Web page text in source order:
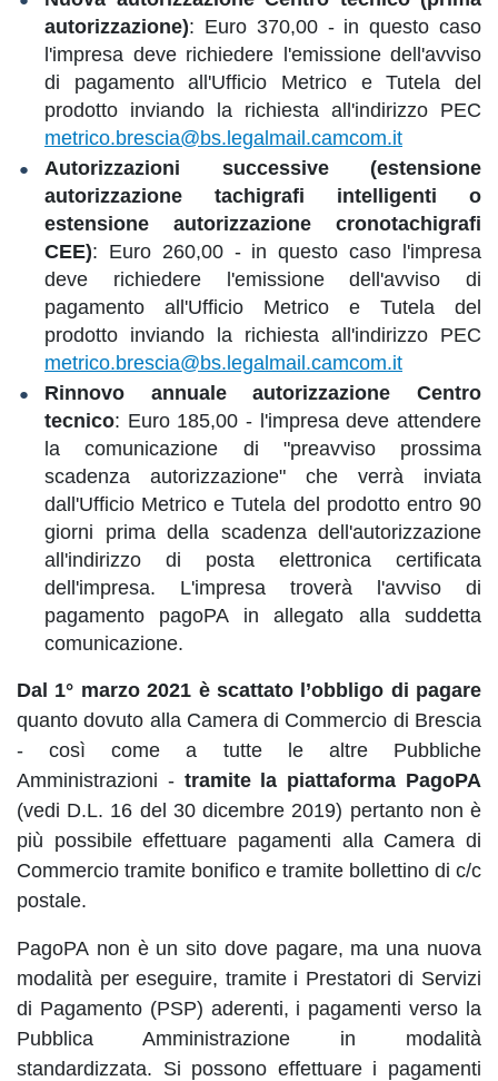
autorizzazione): Euro 370,00 - in questo caso
l'impresa deve richiedere l'emissione dell'avviso
di pagamento all'Ufficio Metrico e Tutela del
prodotto inviando la richiesta all'indirizzo PEC
metrico.brescia@bs.legalmail.camcom.it
Autorizzazioni successive (estensione
autorizzazione tachigrafi intelligenti o
estensione autorizzazione cronotachigrafi
CEE): Euro 260,00 - in questo caso l'impresa
deve richiedere l'emissione dell'avviso di
pagamento all'Ufficio Metrico e Tutela del
prodotto inviando la richiesta all'indirizzo PEC
metrico.brescia@bs.legalmail.camcom.it
Rinnovo annuale autorizzazione Centro
tecnico: Euro 185,00 - l'impresa deve attendere
la comunicazione di "preavviso prossima
scadenza autorizzazione" che verrà inviata
dall'Ufficio Metrico e Tutela del prodotto entro 90
giorni prima della scadenza dell'autorizzazione
all'indirizzo di posta elettronica certificata
dell'impresa. L'impresa troverà l'avviso di
pagamento pagoPA in allegato alla suddetta
comunicazione.
Dal 1° marzo 2021 è scattato l’obbligo di pagare
quanto dovuto alla Camera di Commercio di Brescia
- così come a tutte le altre Pubbliche
Amministrazioni - tramite la piattaforma PagoPA
(vedi D.L. 16 del 30 dicembre 2019) pertanto non è
più possibile effettuare pagamenti alla Camera di
Commercio tramite bonifico e tramite bollettino di c/c
postale.
PagoPA non è un sito dove pagare, ma una nuova
modalità per eseguire, tramite i Prestatori di Servizi
di Pagamento (PSP) aderenti, i pagamenti verso la
Pubblica Amministrazione in modalità
standardizzata. Si possono effettuare i pagamenti